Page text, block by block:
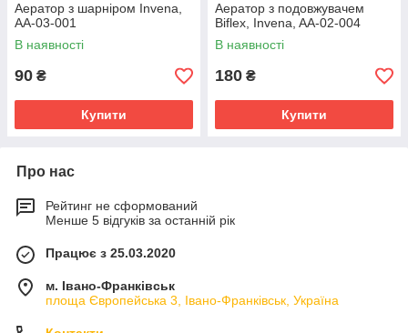
Аератор з шарніром Invena,
AA-03-001
В наявності
90 ₴
Купити
Аератор з подовжувачем
Biflex, Invena, AA-02-004
В наявності
180 ₴
Купити
Про нас
Рейтинг не сформований
Менше 5 відгуків за останній рік
Працює з 25.03.2020
м. Івано-Франківськ
площа Європейська 3, Івано-Франківськ, Україна